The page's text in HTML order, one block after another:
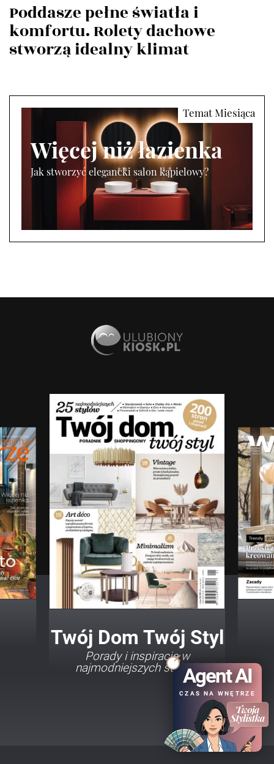
Poddasze pełne światła i
komfortu. Rolety dachowe
stworzą idealny klimat
Więcej niż łazienka
Jak stworzyć elegancki salon kąpielowy?
Twój Dom Twój Styl
Porady i inspiracje w
najmodniejszych stylachAgent AI
CZAS NA WNĘTRZE